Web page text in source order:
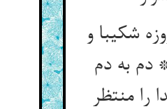
شکیبا و
به دم